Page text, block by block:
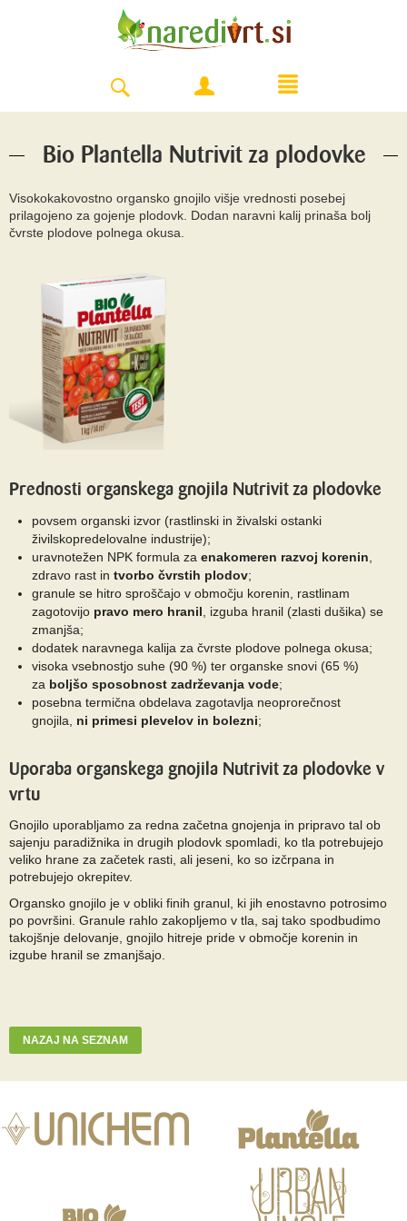
Bio Plantella Nutrivit za plodovke
Visokokakovostno organsko gnojilo višje vrednosti posebej
prilagojeno za gojenje plodovk. Dodan naravni kalij prinaša bolj
čvrste plodove polnega okusa.
Prednosti organskega gnojila Nutrivit za plodovke
povsem organski izvor (rastlinski in živalski ostanki
živilskopredelovalne industrije);
uravnotežen NPK formula za enakomeren razvoj korenin,
zdravo rast in tvorbo čvrstih plodov;
granule se hitro sproščajo v območju korenin, rastlinam
zagotovijo pravo mero hranil, izguba hranil (zlasti dušika) se
zmanjša;
dodatek naravnega kalija za čvrste plodove polnega okusa;
visoka vsebnostjo suhe (90 %) ter organske snovi (65 %)
za boljšo sposobnost zadrževanja vode;
posebna termična obdelava zagotavlja neoprorečnost
gnojila, ni primesi plevelov in bolezni;
Uporaba organskega gnojila Nutrivit za plodovke v
vrtu
Gnojilo uporabljamo za redna začetna gnojenja in pripravo tal ob
sajenju paradižnika in drugih plodovk spomladi, ko tla potrebujejo
veliko hrane za začetek rasti, ali jeseni, ko so izčrpana in
potrebujejo okrepitev.
Organsko gnojilo je v obliki finih granul, ki jih enostavno potrosimo
po površini. Granule rahlo zakopljemo v tla, saj tako spodbudimo
takojšnje delovanje, gnojilo hitreje pride v območje korenin in
izgube hranil se zmanjšajo.
NAZAJ NA SEZNAM